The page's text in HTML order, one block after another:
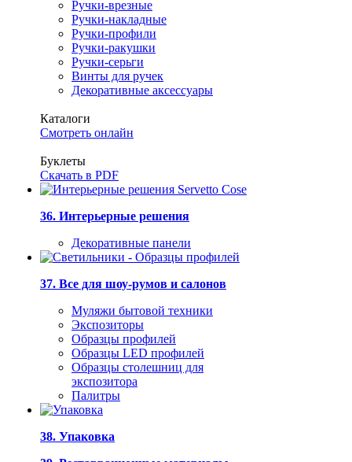
Ручки-врезные
Ручки-накладные
Ручки-профили
Ручки-ракушки
Ручки-серьги
Винты для ручек
Декоративные аксессуары
Каталоги
Смотреть онлайн
Буклеты
Скачать в PDF
36. Интерьерные решения
Декоративные панели
37. Все для шоу-румов и салонов
Муляжи бытовой техники
Экспозиторы
Образцы профилей
Образцы LED профилей
Образцы столешниц для
экспозитора
Палитры
38. Упаковка